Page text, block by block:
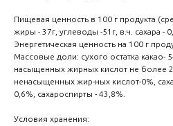
Пищевая ценность в 100 г продукта
жиры - 37г, углеводы -51г, в.ч. сахара -
Энергетическая ценность на 100 г
Массовые доли: сухого остатка какао-
насыщенных жирных кислот не более
ненасыщенных жир-ных кислот-0%,
0,6%, сахароспирты - 43,8%.
Условия хранения: